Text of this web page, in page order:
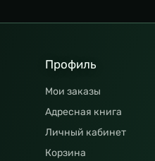
Профиль
Мои заказы
Адресная книга
Личный кабинет
Корзина